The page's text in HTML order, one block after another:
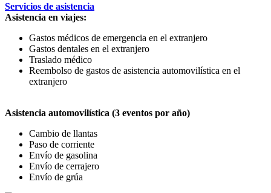
Servicios de asistencia
Asistencia en viajes:
Gastos médicos de emergencia en el extranjero
Gastos dentales en el extranjero
Traslado médico
Reembolso de gastos de asistencia automovilística en el
extranjero
Asistencia automovilística (3 eventos por año)
Cambio de llantas
Paso de corriente
Envío de gasolina
Envío de cerrajero
Envío de grúa